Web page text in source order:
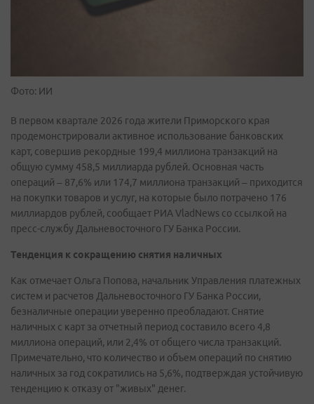
Фото: ИИ
В первом квартале 2026 года жители Приморского края
продемонстрировали активное использование банковских
карт, совершив рекордные 199,4 миллиона транзакций на
общую сумму 458,5 миллиарда рублей. Основная часть
операций – 87,6% или 174,7 миллиона транзакций – приходится
на покупки товаров и услуг, на которые было потрачено 176
миллиардов рублей, сообщает РИА VladNews со ссылкой на
пресс-службу Дальневосточного ГУ Банка России.
Тенденция к сокращению снятия наличных
Как отмечает Ольга Попова, начальник Управления платежных
систем и расчетов Дальневосточного ГУ Банка России,
безналичные операции уверенно преобладают. Снятие
наличных с карт за отчетный период составило всего 4,8
миллиона операций, или 2,4% от общего числа транзакций.
Примечательно, что количество и объем операций по снятию
наличных за год сократились на 5,6%, подтверждая устойчивую
тенденцию к отказу от "живых" денег.